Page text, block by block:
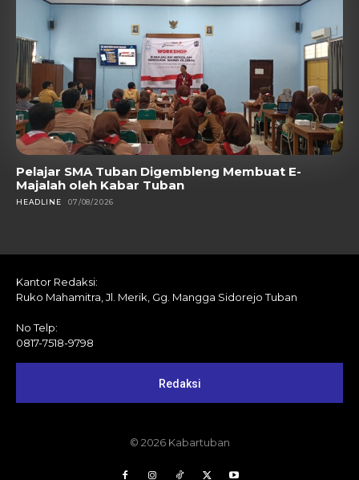
Pelajar SMA Tuban Digembleng Membuat E-
Majalah oleh Kabar Tuban
HEADLINE 07/08/2026
Kantor Redaksi:
Ruko Mahamitra, Jl. Merik, Gg. Mangga Sidorejo Tuban
No Telp:
0817-7518-9798
Redaksi
© 2026 Kabartuban